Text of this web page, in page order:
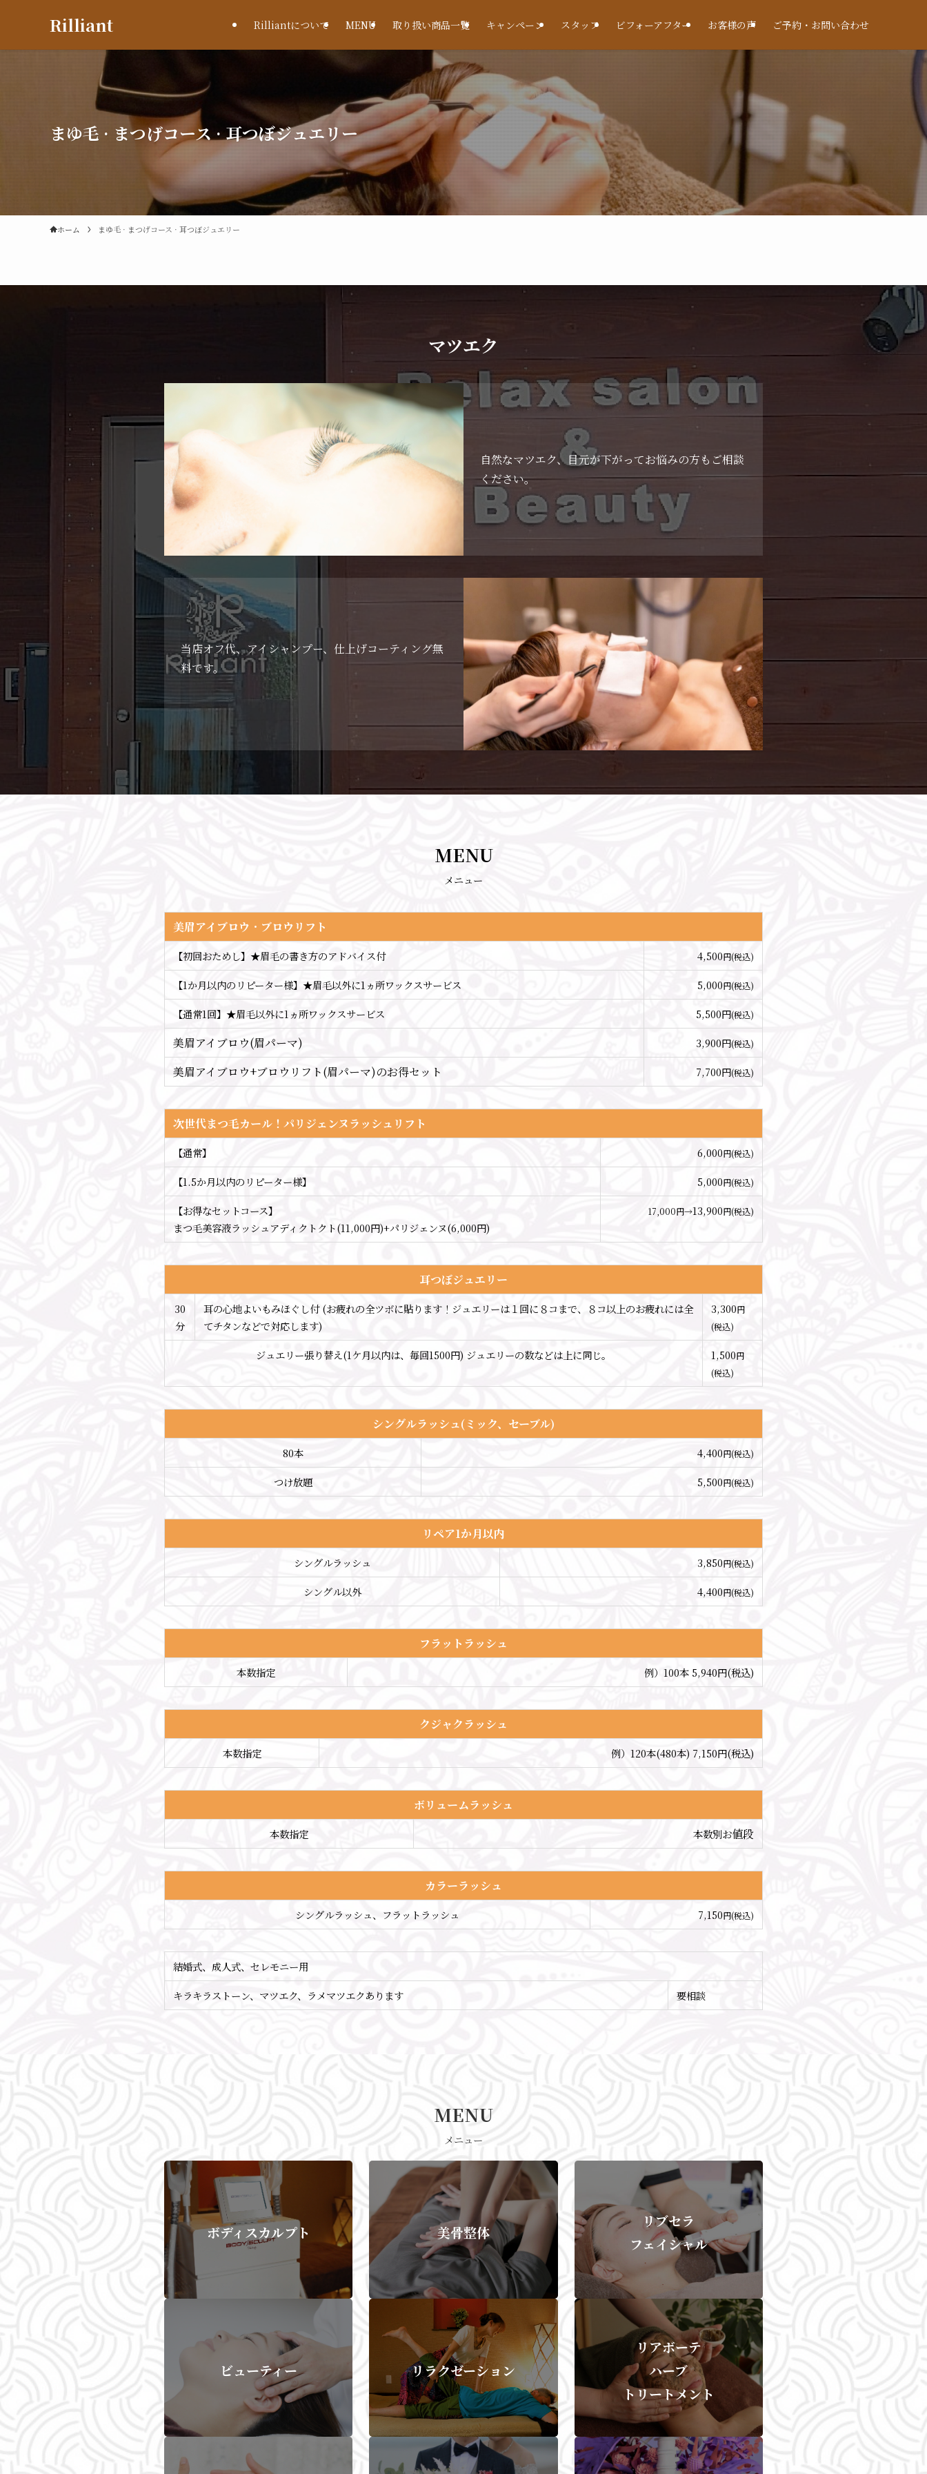
Rilliant Rilliantについて MENU 取り扱い商品一覧 キャンペーン スタッフ ビフォーアフター お客様の声 ご予約・お問い合わせ
まゆ毛 · まつげコース · 耳つぼジュエリー
ホーム まゆ毛 · まつげコース · 耳つぼジュエリー
マツエク
自然なマツエク、目元が下がってお悩みの方もご相談
ください。
当店オフ代、アイシャンプー、仕上げコーティング無
料です。
MENU
メニュー
美眉アイブロウ ・ ブロウリフト
【初回おためし】★眉毛の書き方のアドバイス付 4,500円(税込)
【1か月以内のリピーター様】★眉毛以外に1ヵ所ワックスサービス 5,000円(税込)
【通常1回】★眉毛以外に1ヵ所ワックスサービス 5,500円(税込)
美眉アイブロウ(眉パーマ) 3,900円(税込)
美眉アイブロウ+ブロウリフト(眉パーマ)のお得セット 7,700円(税込)
次世代まつ毛カール！パリジェンヌラッシュリフト
【通常】 6,000円(税込)
【1.5か月以内のリピーター様】 5,000円(税込)
【お得なセットコース】
まつ毛美容液ラッシュアディクトクト(11,000円)+パリジェンヌ(6,000円)
17,000円→13,900円(税込)
耳つぼジュエリー
30
分
耳の心地よいもみほぐし付 (お疲れの全ツボに貼ります！ジュエリーは１回に８コまで、８コ以上のお疲れには全
てチタンなどで対応します)
3,300円
(税込)
ジュエリー張り替え(1ケ月以内は、毎回1500円) ジュエリーの数などは上に同じ。 1,500円
(税込)
シングルラッシュ(ミック、セーブル)
80本 4,400円(税込)
つけ放題 5,500円(税込)
リペア1か月以内
シングルラッシュ 3,850円(税込)
シングル以外 4,400円(税込)
フラットラッシュ
本数指定 例）100本 5,940円(税込)
クジャクラッシュ
本数指定 例）120本(480本) 7,150円(税込)
ボリュームラッシュ
本数指定 本数別お値段
カラーラッシュ
シングルラッシュ、フラットラッシュ 7,150円(税込)
結婚式、成人式、セレモニー用
キラキラストーン、マツエク、ラメマツエクあります
要相談
MENU
メニュー
ボディスカルプト 美骨整体
リブセラ
フェイシャル
ビューティー リラクゼーション
リアボーテ
ハーブ
トリートメント